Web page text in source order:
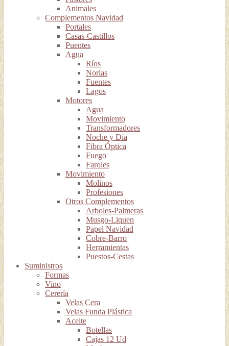
Animales
Complementos Navidad
Portales
Casas-Castillos
Puentes
Agua
Ríos
Norias
Fuentes
Lagos
Motores
Agua
Movimiento
Transformadores
Noche y Día
Fibra Óptica
Fuego
Faroles
Movimiento
Molinos
Profesiones
Otros Complementos
Arboles-Palmeras
Musgo-Liquen
Papel Navidad
Cobre-Barro
Herramientas
Puestos-Cestas
Suministros
Formas
Vino
Cerería
Velas Cera
Velas Funda Plástica
Aceite
Botellas
Cajas 12 Ud